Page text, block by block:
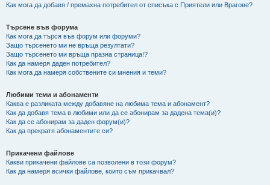
Как мога да добавя / премахна потребител от списъка с Приятели или Врагове?
Търсене във форума
Как мога да търся във форум или форуми?
Защо търсенето ми не връща резултати?
Защо търсенето ми връща празна страница!?
Как да намеря даден потребител?
Как мога да намеря собствените си мнения и теми?
Любими теми и абонаменти
Каква е разликата между добавяне на любима тема и абонамент?
Как да добавя тема в любими или да се абонирам за дадена тема(и)?
Как да се абонирам за даден форум(и)?
Как да прекратя абонаментите си?
Прикачени файлове
Какви прикачени файлове са позволени в този форум?
Как да намеря всички файлове, които съм прикачвал?